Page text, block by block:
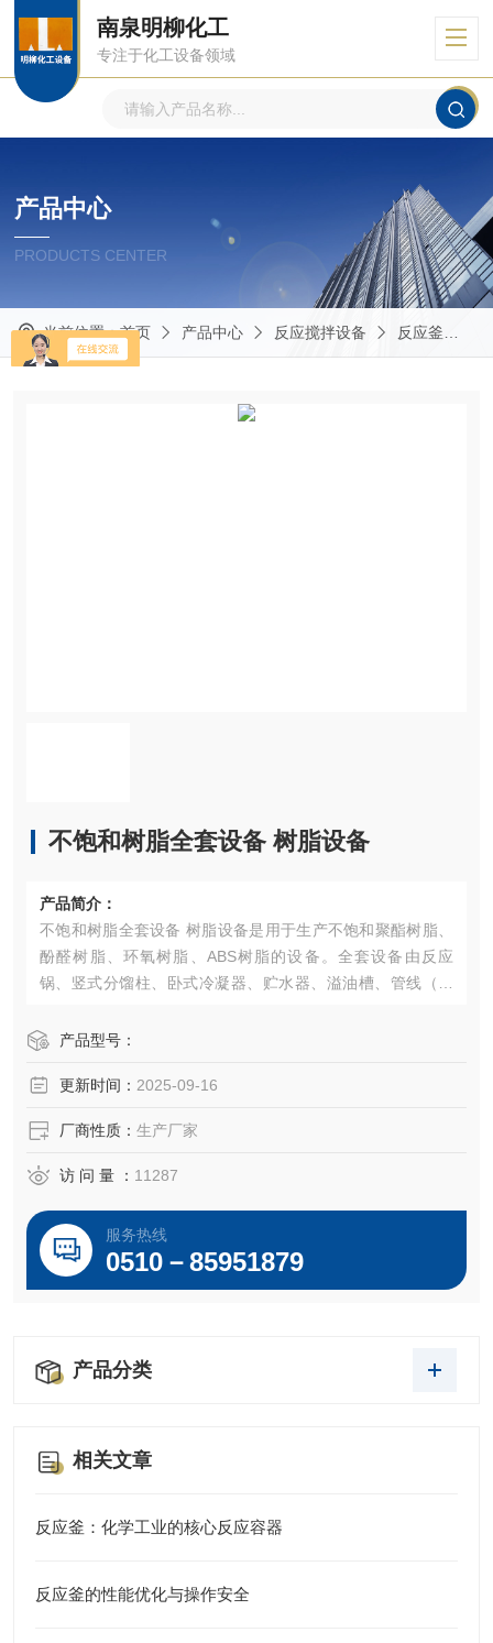
南泉明柳化工
专注于化工设备领域
产品中心
PRODUCTS CENTER
当前位置：首页 产品中心 反应搅拌设备 反应釜
不饱和树脂全套设备 树脂设备
产品简介：
不饱和树脂全套设备 树脂设备是用于生产不饱和聚酯树脂、
酚醛树脂、环氧树脂、ABS树脂的设备。全套设备由反应
锅、竖式分馏柱、卧式冷凝器、贮水器、溢油槽、管线（对
作。产品型号：
更新时间： 2025-09-16
厂商性质： 生产厂家
访 问 量 ： 11287
服务热线
0510－85951879
产品分类
相关文章
反应釜：化学工业的核心反应容器
反应釜的性能优化与操作安全